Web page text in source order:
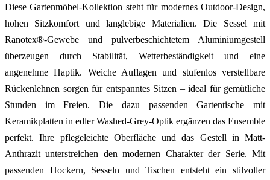
Diese Gartenmöbel-Kollektion steht für modernes Outdoor-Design,
hohen Sitzkomfort und langlebige Materialien. Die Sessel mit
Ranotex®-Gewebe und pulverbeschichtetem Aluminiumgestell
überzeugen durch Stabilität, Wetterbeständigkeit und eine
angenehme Haptik. Weiche Auflagen und stufenlos verstellbare
Rückenlehnen sorgen für entspanntes Sitzen – ideal für gemütliche
Stunden im Freien. Die dazu passenden Gartentische mit
Keramikplatten in edler Washed-Grey-Optik ergänzen das Ensemble
perfekt. Ihre pflegeleichte Oberfläche und das Gestell in Matt-
Anthrazit unterstreichen den modernen Charakter der Serie. Mit
passenden Hockern, Sesseln und Tischen entsteht ein stilvoller